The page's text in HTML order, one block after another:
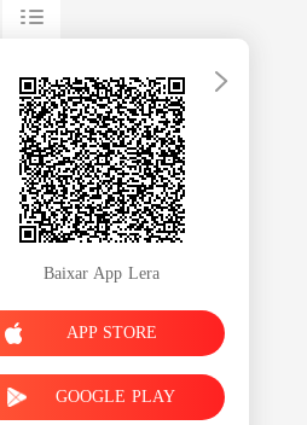
Baixar App Lera
APP STORE
GOOGLE PLAY